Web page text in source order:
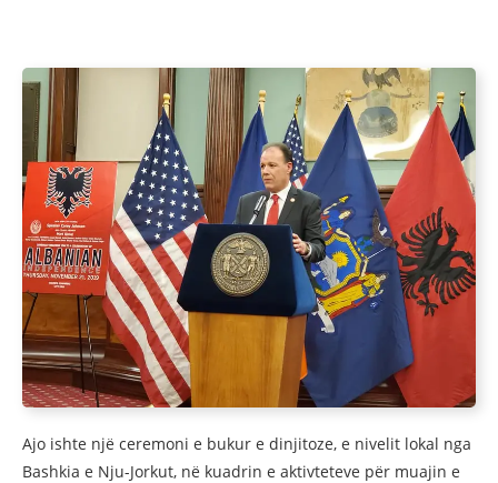
Ajo ishte një ceremoni e bukur e dinjitoze, e nivelit lokal nga
Bashkia e Nju-Jorkut, në kuadrin e aktivteteve për muajin e